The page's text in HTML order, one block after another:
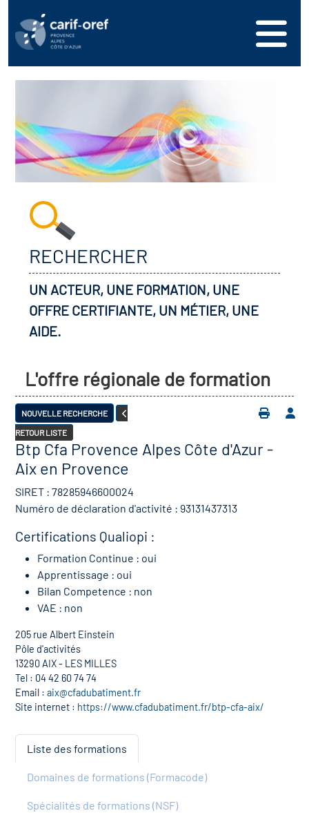
RECHERCHER
UN ACTEUR, UNE FORMATION, UNE
OFFRE CERTIFIANTE, UN MÉTIER, UNE
AIDE.
L'offre régionale de formation
NOUVELLE RECHERCHE
RETOUR LISTE
Btp Cfa Provence Alpes Côte d'Azur -
Aix en Provence
SIRET : 78285946600024
Numéro de déclaration d'activité : 93131437313
Certifications Qualiopi :
Formation Continue : oui
Apprentissage : oui
Bilan Competence : non
VAE : non
205 rue Albert Einstein
Pôle d'activités
13290 AIX - LES MILLES
Tel : 04 42 60 74 74
Email : aix@cfadubatiment.fr
Site internet : https://www.cfadubatiment.fr/btp-cfa-aix/
Liste des formations
Domaines de formations (Formacode)
Spécialités de formations (NSF)